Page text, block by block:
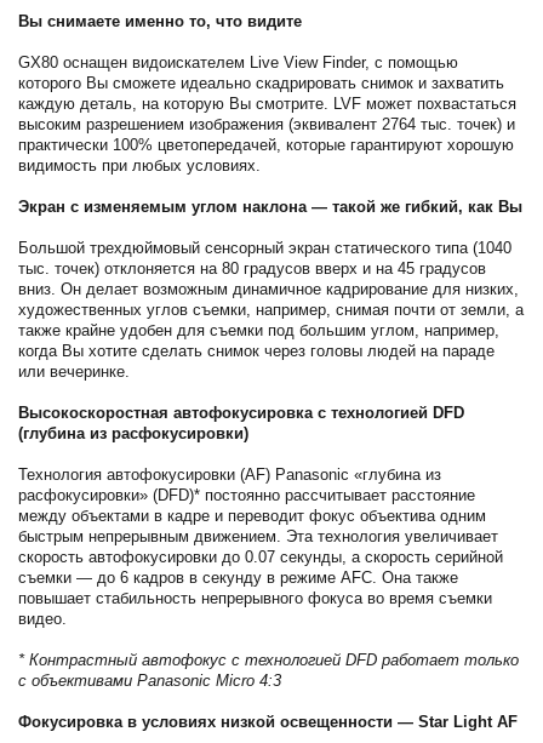
Вы снимаете именно то, что видите
GX80 оснащен видоискателем Live View Finder, с помощью
которого Вы сможете идеально скадрировать снимок и захватить
каждую деталь, на которую Вы смотрите. LVF может похвастаться
высоким разрешением изображения (эквивалент 2764 тыс. точек) и
практически 100% цветопередачей, которые гарантируют хорошую
видимость при любых условиях.
Экран с изменяемым углом наклона — такой же гибкий, как Вы
Большой трехдюймовый сенсорный экран статического типа (1040
тыс. точек) отклоняется на 80 градусов вверх и на 45 градусов
вниз. Он делает возможным динамичное кадрирование для низких,
художественных углов съемки, например, снимая почти от земли, а
также крайне удобен для съемки под большим углом, например,
когда Вы хотите сделать снимок через головы людей на параде
или вечеринке.
Высокоскоростная автофокусировка с технологией DFD
(глубина из расфокусировки)
Технология автофокусировки (AF) Panasonic «глубина из
расфокусировки» (DFD)* постоянно рассчитывает расстояние
между объектами в кадре и переводит фокус объектива одним
быстрым непрерывным движением. Эта технология увеличивает
скорость автофокусировки до 0.07 секунды, а скорость серийной
съемки — до 6 кадров в секунду в режиме AFC. Она также
повышает стабильность непрерывного фокуса во время съемки
видео.
* Контрастный автофокус с технологией DFD работает только
с объективами Panasonic Micro 4:3
Фокусировка в условиях низкой освещенности — Star Light AF